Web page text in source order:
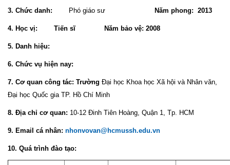
3. Chức danh: Phó giáo sư Năm phong: 2013
4. Học vị: Tiến sĩ Năm bảo vệ: 2008
5. Danh hiệu:
6. Chức vụ hiện nay:
7. Cơ quan công tác: Trường Đại học Khoa học Xã hội và Nhân văn,
Đại học Quốc gia TP. Hồ Chí Minh
8. Địa chỉ cơ quan: 10-12 Đinh Tiên Hoàng, Quận 1, Tp. HCM
9. Email cá nhân: nhonvovan@hcmussh.edu.vn
10. Quá trình đào tạo: